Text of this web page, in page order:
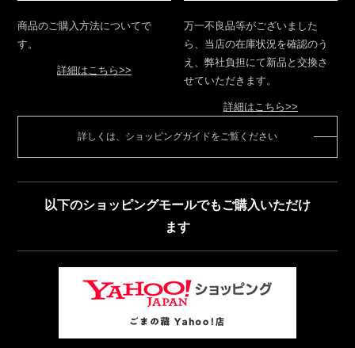
商品のご購入方法についてで
す。
詳細はこちら>>
万一不良品等がございました
ら、当店の在庫状況を確認のう
え、弊社負担にて新品と交換さ
せていただきます。
詳細はこちら>>
詳しくは、ショッピングガイドをご覧ください
以下のショッピングモールでもご購入いただけ
ます